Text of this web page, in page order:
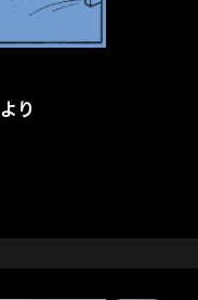
より